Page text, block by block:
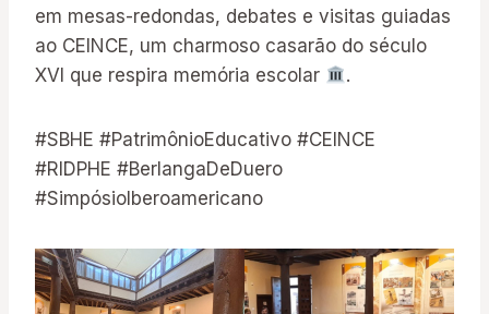
em mesas-redondas, debates e visitas guiadas
ao CEINCE, um charmoso casarão do século
XVI que respira memória escolar
.
#SBHE #PatrimônioEducativo #CEINCE
#RIDPHE #BerlangaDeDuero
#SimpósioIberoamericano